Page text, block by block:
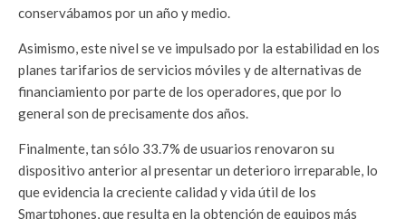
conservábamos por un año y medio.
Asimismo, este nivel se ve impulsado por la estabilidad en los
planes tarifarios de servicios móviles y de alternativas de
financiamiento por parte de los operadores, que por lo
general son de precisamente dos años.
Finalmente, tan sólo 33.7% de usuarios renovaron su
dispositivo anterior al presentar un deterioro irreparable, lo
que evidencia la creciente calidad y vida útil de los
Smartphones, que resulta en la obtención de equipos más